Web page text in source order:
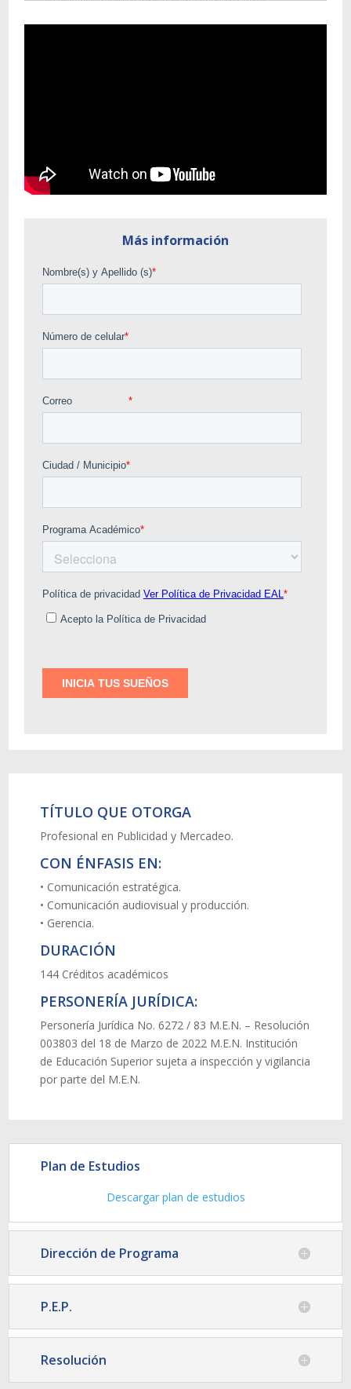
Más información
TÍTULO QUE OTORGA
Profesional en Publicidad y Mercadeo.
CON ÉNFASIS EN:
• Comunicación estratégica.
• Comunicación audiovisual y producción.
• Gerencia.
DURACIÓN
144 Créditos académicos
PERSONERÍA JURÍDICA:
Personería Jurídica No. 6272 / 83 M.E.N. – Resolución
003803 del 18 de Marzo de 2022 M.E.N. Institución
de Educación Superior sujeta a inspección y vigilancia
por parte del M.E.N.
Plan de Estudios
Descargar plan de estudios
Dirección de Programa
P.E.P.
Resolución